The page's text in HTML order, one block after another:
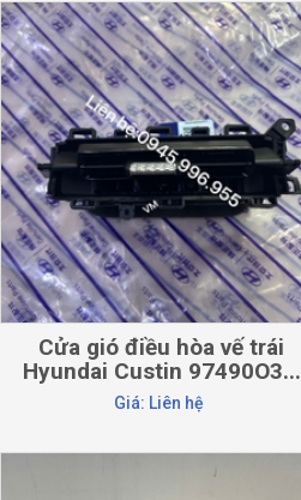
CHI TIẾT
Cửa gió điều hòa vế trái
Hyundai Custin 97490O3...
Giá: Liên hệ